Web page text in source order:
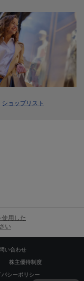
ショップリスト
使用した
い
い合わせ
株主優待制度
バシーポリシー